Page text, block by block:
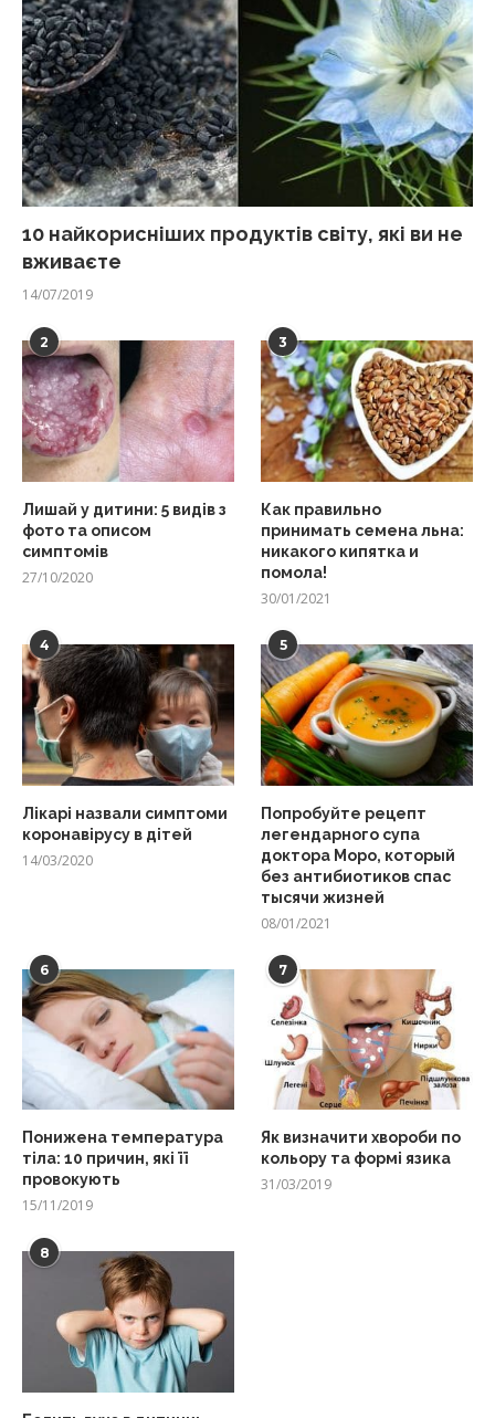
10 найкорисніших продуктів світу, які ви не
вживаєте
14/07/2019
2
Лишай у дитини: 5 видів з
фото та описом
симптомів
27/10/2020
3
Как правильно
принимать семена льна:
никакого кипятка и
помола!
30/01/2021
4
Лікарі назвали симптоми
коронавірусу в дітей
14/03/2020
5
Попробуйте рецепт
легендарного супа
доктора Моро, который
без антибиотиков спас
тысячи жизней
08/01/2021
6
Понижена температура
тіла: 10 причин, які її
провокують
15/11/2019
7
Як визначити хвороби по
кольору та формі язика
31/03/2019
8